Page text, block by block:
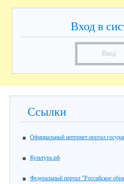
Вход в
Вход
Ссылки
Официальный интернет-портал
Культура.рф
Федеральный портал "Российское